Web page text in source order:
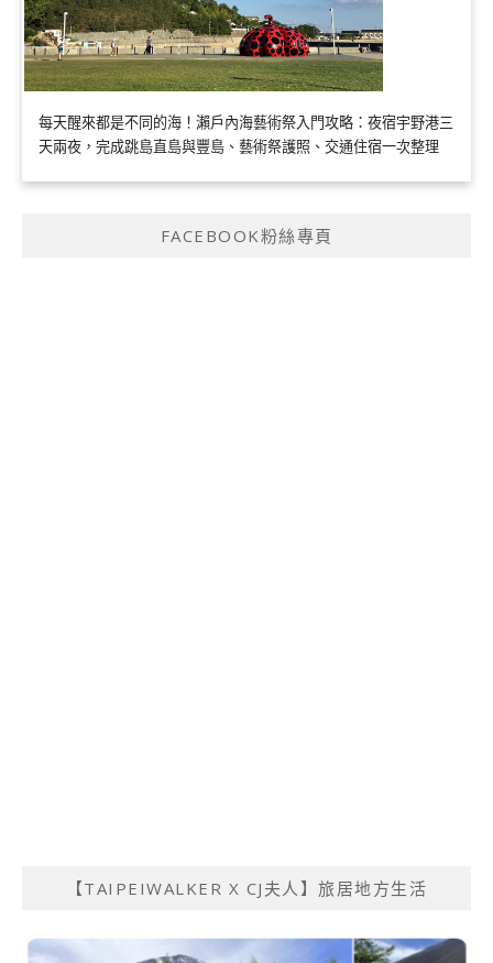
每天醒來都是不同的海！瀨戶內海藝術祭入門攻略：夜宿宇野港三
天兩夜，完成跳島直島與豐島、藝術祭護照、交通住宿一次整理
FACEBOOK粉絲專頁
【TAIPEIWALKER X CJ夫人】旅居地方生活